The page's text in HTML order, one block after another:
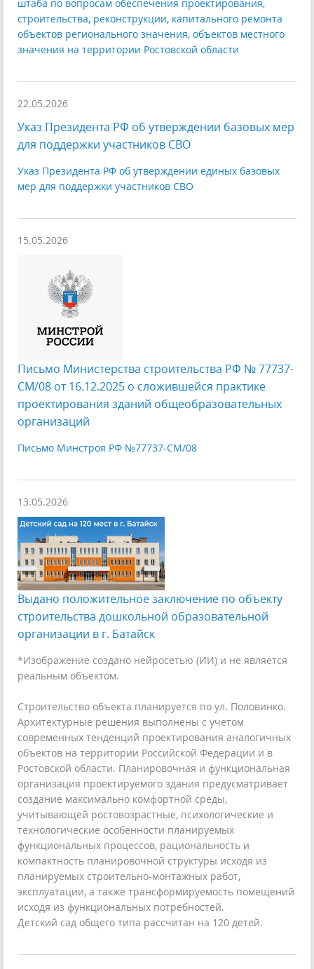
штаба по вопросам обеспечения проектирования,
строительства, реконструкции, капитального ремонта
объектов регионального значения, объектов местного
значения на территории Ростовской области
22.05.2026
Указ Президента РФ об утверждении базовых мер
для поддержки участников СВО
Указ Президента РФ об утверждении единых базовых
мер для поддержки участников СВО
15.05.2026
Письмо Министерства строительства РФ № 77737-
СМ/08 от 16.12.2025 о сложившейся практике
проектирования зданий общеобразовательных
организаций
Письмо Минстроя РФ №77737-СМ/08
13.05.2026
Выдано положительное заключение по объекту
строительства дошкольной образовательной
организации в г. Батайск
*Изображение создано нейросетью (ИИ) и не является
реальным объектом.
Строительство объекта планируется по ул. Половинко.
Архитектурные решения выполнены с учетом
современных тенденций проектирования аналогичных
объектов на территории Российской Федерации и в
Ростовской области. Планировочная и функциональная
организация проектируемого здания предусматривает
создание максимально комфортной среды,
учитывающей ростовозрастные, психологические и
технологические особенности планируемых
функциональных процессов, рациональность и
компактность планировочной структуры исходя из
планируемых строительно-монтажных работ,
эксплуатации, а также трансформируемость помещений
исходя из функциональных потребностей.
Детский сад общего типа рассчитан на 120 детей.